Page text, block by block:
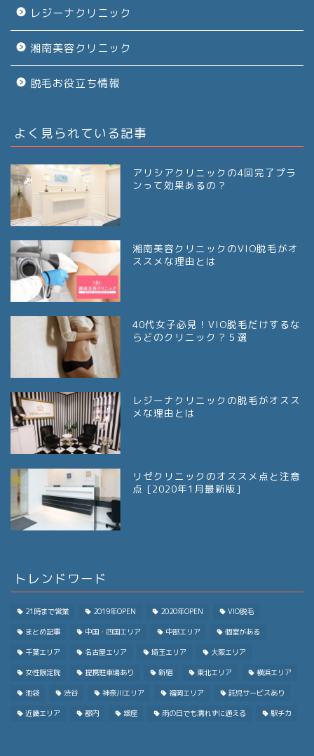
レジーナクリニック
湘南美容クリニック
脱毛お役立ち情報
よく見られている記事
アリシアクリニックの4回完了プラ
ンって効果あるの？
湘南美容クリニックのVIO脱毛がオ
ススメな理由とは
40代女子必見！VIO脱毛だけするな
らどのクリニック？５選
レジーナクリニックの脱毛がオスス
メな理由とは
リゼクリニックのオススメ点と注意
点 [2020年1月最新版]
トレンドワード
21時まで営業 2019年OPEN 2020年OPEN VIO脱毛
まとめ記事 中国・四国エリア 中部エリア 個室がある
千葉エリア 名古屋エリア 埼玉エリア 大阪エリア
女性限定院 提携駐車場あり 新宿 東北エリア 横浜エリア
池袋 渋谷 神奈川エリア 福岡エリア 託児サービスあり
近畿エリア 都内 銀座 雨の日でも濡れずに通える 駅チカ